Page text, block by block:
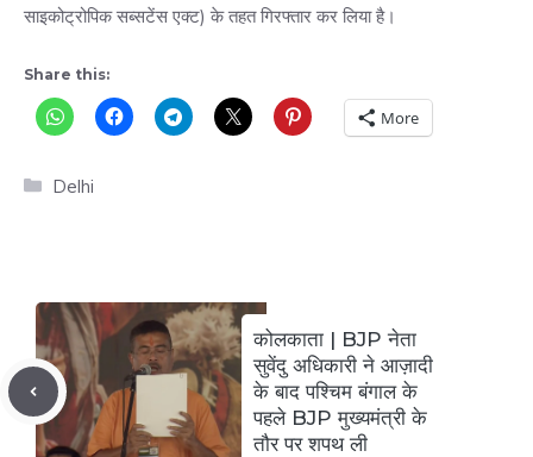
साइकोट्रोपिक सब्सटेंस एक्ट) के तहत गिरफ्तार कर लिया है।
Share this:
More
Categories
Delhi
कोलकाता | BJP नेता
सुवेंदु अधिकारी ने आज़ादी
के बाद पश्चिम बंगाल के
पहले BJP मुख्यमंत्री के
तौर पर शपथ ली